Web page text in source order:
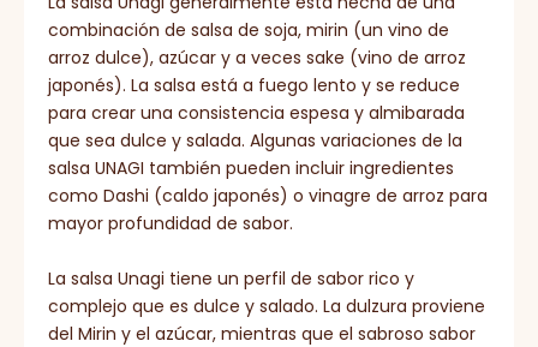
combinación de salsa de soja, mirin (un vino de
arroz dulce), azúcar y a veces sake (vino de arroz
japonés). La salsa está a fuego lento y se reduce
para crear una consistencia espesa y almibarada
que sea dulce y salada. Algunas variaciones de la
salsa UNAGI también pueden incluir ingredientes
como Dashi (caldo japonés) o vinagre de arroz para
mayor profundidad de sabor.
La salsa Unagi tiene un perfil de sabor rico y
complejo que es dulce y salado. La dulzura proviene
del Mirin y el azúcar, mientras que el sabroso sabor